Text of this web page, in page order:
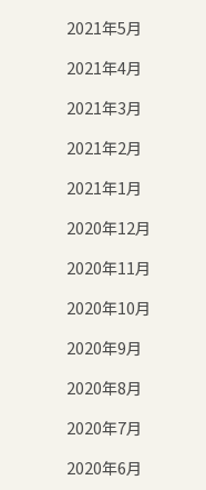
2021年5月
2021年4月
2021年3月
2021年2月
2021年1月
2020年12月
2020年11月
2020年10月
2020年9月
2020年8月
2020年7月
2020年6月